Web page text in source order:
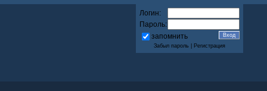
Логин:
Пароль:
запомнить
Забыл пароль Регистрация